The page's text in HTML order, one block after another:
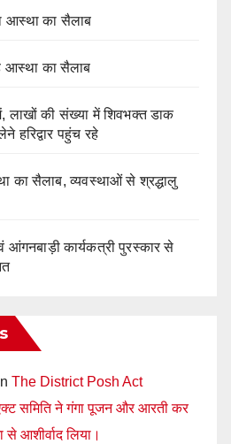
आस्था का सैलाब
आस्था का सैलाब
लाखों की संख्या में शिवभक्त डाक
हरिद्वार पहुंच रहे
का सैलाब, व्यवस्थाओं से श्रद्धालु
आंगनबाड़ी कार्यकत्री पुरस्कार से
The District Posh Act
समिति ने गंगा पूजन और आरती कर
से आशीर्वाद लिया।